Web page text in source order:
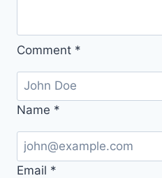
Comment *
Name *
Email *